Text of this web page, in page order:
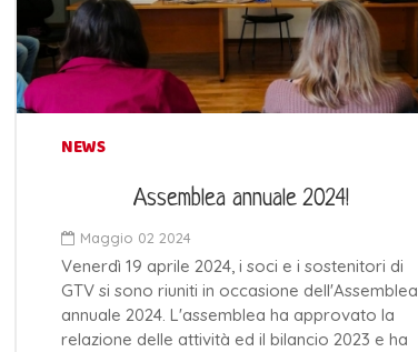
NEWS
Assemblea annuale 2024!
Maggio 02 2024
Venerdì 19 aprile 2024, i soci e i sostenitori di
GTV si sono riuniti in occasione dell'Assemblea
annuale 2024. L'assemblea ha approvato la
relazione delle attività ed il bilancio 2023 e ha